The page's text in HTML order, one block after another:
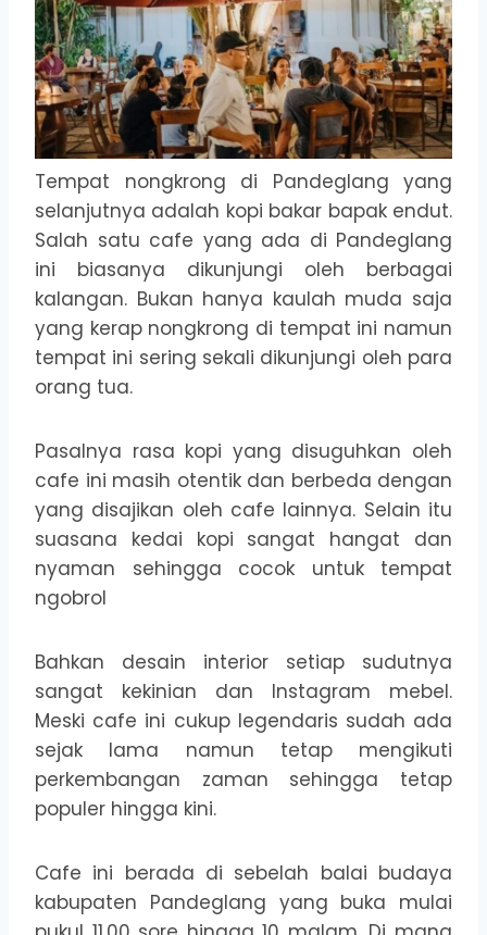
Tempat nongkrong di Pandeglang yang
selanjutnya adalah kopi bakar bapak endut.
Salah satu cafe yang ada di Pandeglang
ini biasanya dikunjungi oleh berbagai
kalangan. Bukan hanya kaulah muda saja
yang kerap nongkrong di tempat ini namun
tempat ini sering sekali dikunjungi oleh para
orang tua.
Pasalnya rasa kopi yang disuguhkan oleh
cafe ini masih otentik dan berbeda dengan
yang disajikan oleh cafe lainnya. Selain itu
suasana kedai kopi sangat hangat dan
nyaman sehingga cocok untuk tempat
ngobrol
Bahkan desain interior setiap sudutnya
sangat kekinian dan Instagram mebel.
Meski cafe ini cukup legendaris sudah ada
sejak lama namun tetap mengikuti
perkembangan zaman sehingga tetap
populer hingga kini.
Cafe ini berada di sebelah balai budaya
kabupaten Pandeglang yang buka mulai